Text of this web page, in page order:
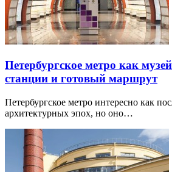
Петербургское метро как
станции и готовый маршрут
Петербургское метро интересно как
архитектурных эпох, но оно…